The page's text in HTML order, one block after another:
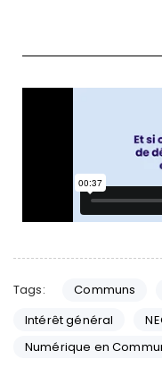
Tags: Communs
Intérêt général
Numérique en